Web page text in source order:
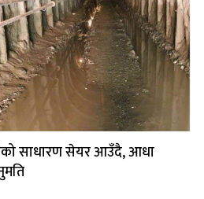
साधारण सेयर आउँदै, आधा